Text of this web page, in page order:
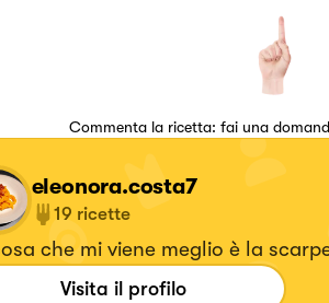
Commenta la ricetta: fai una
eleonora.costa7
19 ricette
che mi viene meglio è la
Visita il profilo